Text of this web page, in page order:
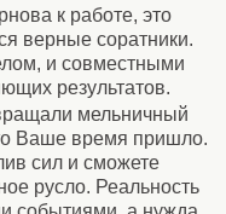
к работе, это
верные соратники.
и совместными
результатов.
мельничный
Ваше время пришло.
сил и сможете
русло. Реальность